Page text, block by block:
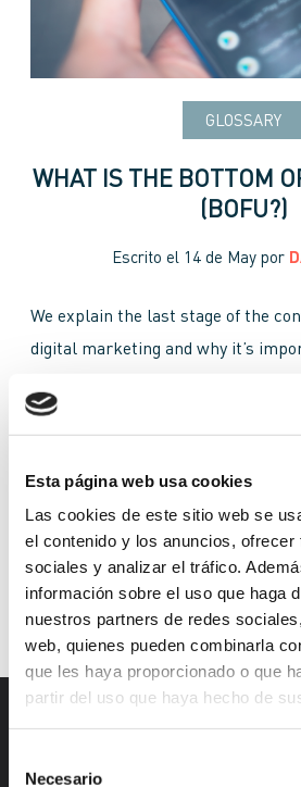
Esta página web usa cookies
Las cookies de este sitio web se
el contenido y los anuncios, ofrecer
sociales y analizar el tráfico.
información sobre el uso que haga
nuestros partners de redes
web, quienes pueden combinarla
que les haya proporcionado o que
partir del uso que haya hecho de
Necesario
GLOSSARY
WHAT IS THE BOTTOM
(BOFU?)
Escrito el 14 de May por
We explain the last stage of the
digital marketing and why it’s
BOFU
conversion funnel engagement
lead loyalty MOFU
retargeting strategies sales funnel
website
Continuar leyendo